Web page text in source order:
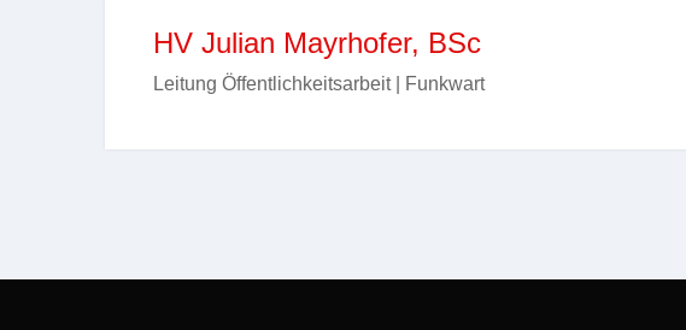
HV Julian Mayrhofer, BSc
Leitung Öffentlichkeitsarbeit | Funkwart